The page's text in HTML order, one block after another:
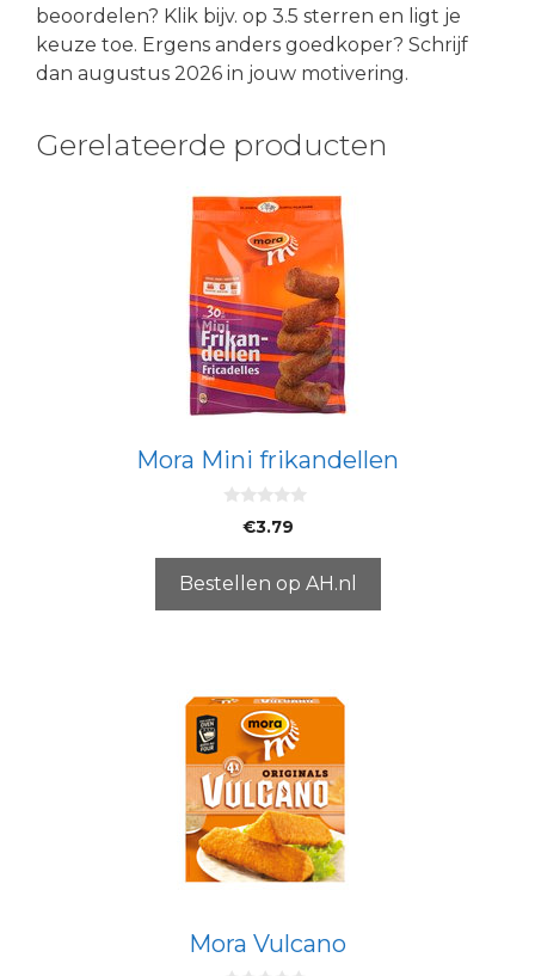
beoordelen? Klik bijv. op 3.5 sterren en ligt je
keuze toe. Ergens anders goedkoper? Schrijf
dan augustus 2026 in jouw motivering.
Gerelateerde producten
Mora Mini frikandellen
5
€3.79
Bestellen op AH.nl
Mora Vulcano